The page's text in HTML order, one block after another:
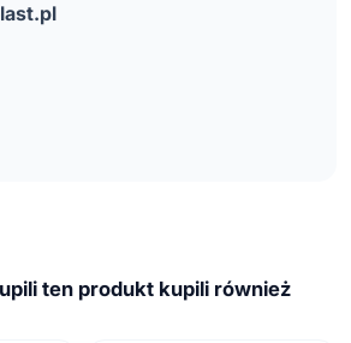
ten produkt kupili również